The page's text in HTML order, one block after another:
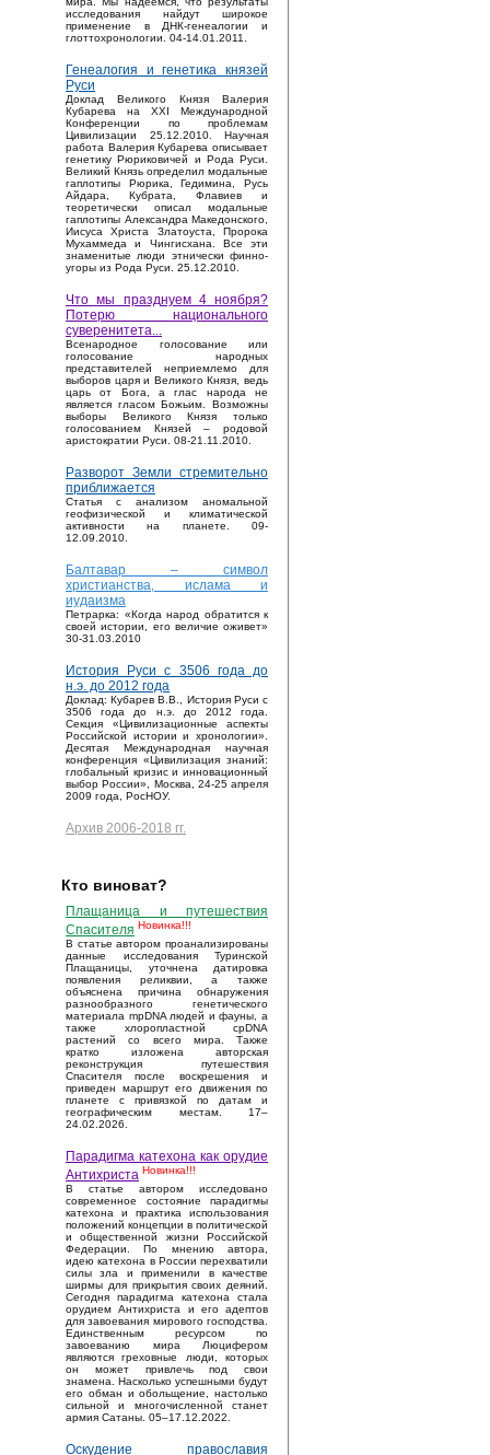
исследования найдут широкое
применение в ДНК-генеалогии и
глоттохронологии. 04-14.01.2011.
Генеалогия и генетика князей
Руси
Доклад Великого Князя Валерия
Кубарева на XXI Международной
Конференции по проблемам
Цивилизации 25.12.2010. Научная
работа Валерия Кубарева описывает
генетику Рюриковичей и Рода Руси.
Великий Князь определил модальные
гаплотипы Рюрика, Гедимина, Русь
Айдара, Кубрата, Флавиев и
теоретически описал модальные
гаплотипы Александра Македонского,
Иисуса Христа Златоуста, Пророка
Мухаммеда и Чингисхана. Все эти
знаменитые люди этнически финно-
угоры из Рода Руси. 25.12.2010.
Что мы празднуем 4 ноября?
Потерю национального
суверенитета...
Bсенародное голосование или
голосование народных
представителей неприемлемо для
выборов царя и Великого Князя, ведь
царь от Бога, а глас народа не
является гласом Божьим. Возможны
выборы Великого Князя только
голосованием Князей – родовой
аристократии Руси. 08-21.11.2010.
Разворот Земли стремительно
приближается
Статья с анализом аномальной
геофизической и климатической
активности на планете. 09-
12.09.2010.
Балтавар – символ
христианства, ислама и
иудаизма
Петрарка: «Когда народ обратится к
своей истории, его величие оживет»
30-31.03.2010
История Руси с 3506 года до
н.э. до 2012 года
Доклад: Кубарев В.В., История Руси с
3506 года до н.э. до 2012 года.
Секция «Цивилизационные аспекты
Российской истории и хронологии».
Десятая Международная научная
конференция «Цивилизация знаний:
глобальный кризис и инновационный
выбор России», Москва, 24-25 апреля
2009 года, РосНОУ.
Архив 2006-2018 гг.
Кто виноват?
Плащаница и путешествия
Спасителя Новинка!!!
В статье автором проанализированы
данные исследования Туринской
Плащаницы, уточнена датировка
появления реликвии, а также
объяснена причина обнаружения
разнообразного генетического
материала mpDNA людей и фауны, а
также хлоропластной cpDNA
растений со всего мира. Также
кратко изложена авторская
реконструкция путешествия
Спасителя после воскрешения и
приведен маршрут его движения по
планете с привязкой по датам и
географическим местам. 17–
24.02.2026.
Парадигма катехона как орудие
Антихриста Новинка!!!
В статье автором исследовано
современное состояние парадигмы
катехона и практика использования
положений концепции в политической
и общественной жизни Российской
Федерации. По мнению автора,
идею катехона в России перехватили
силы зла и применили в качестве
ширмы для прикрытия своих деяний.
Сегодня парадигма катехона стала
орудием Антихриста и его адептов
для завоевания мирового господства.
Единственным ресурсом по
завоеванию мира Люцифером
являются греховные люди, которых
он может привлечь под свои
знамена. Насколько успешными будут
его обман и обольщение, настолько
сильной и многочисленной станет
армия Сатаны. 05–17.12.2022.
Оскудение православия